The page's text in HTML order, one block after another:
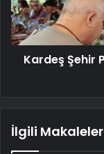
Kardeş Şehir
İlgili Makaleler